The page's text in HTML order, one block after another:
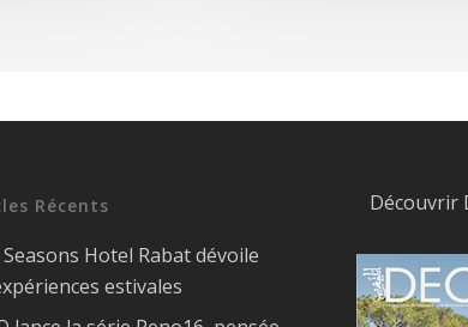
Récents
Hotel Rabat dévoile
estivales
Découvrir